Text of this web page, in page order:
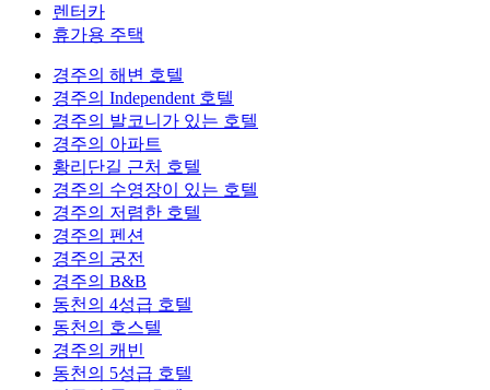
렌터카
휴가용 주택
경주의 해변 호텔
경주의 Independent 호텔
경주의 발코니가 있는 호텔
경주의 아파트
황리단길 근처 호텔
경주의 수영장이 있는 호텔
경주의 저렴한 호텔
경주의 펜션
경주의 궁전
경주의 B&B
동천의 4성급 호텔
동천의 호스텔
경주의 캐빈
동천의 5성급 호텔